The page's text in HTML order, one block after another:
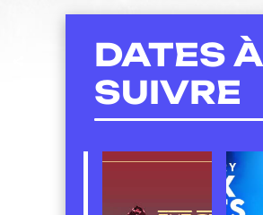
DATES À
SUIVRE